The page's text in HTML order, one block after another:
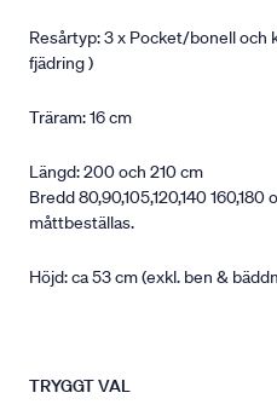
Resårtyp: 3 x Pocket/bonell och
fjädring )
Träram: 16 cm
Längd: 200 och 210 cm
Bredd 80,90,105,120,140 160,180
måttbeställas.
Höjd: ca 53 cm (exkl. ben &
TRYGGT VAL